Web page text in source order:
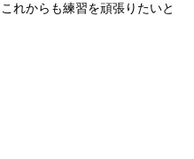
れからも練習を頑張りたいと